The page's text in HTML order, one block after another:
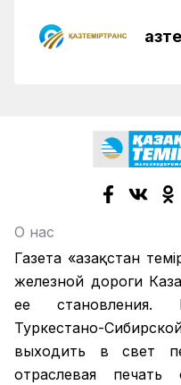
О нас
Газета «Қазақстан
железной дороги
ее становления.
Туркестано-
выходить в свет
отраслевая печать